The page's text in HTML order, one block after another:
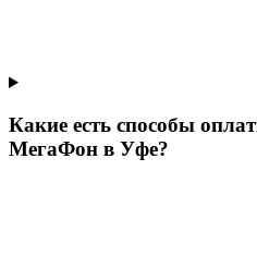
Какие есть способы
МегаФон в Уфе?